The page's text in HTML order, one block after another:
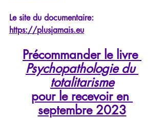
Le site du documentaire:
https://plusjamais.eu
Précommander le livre
Psychopathologie du
totalitarisme
pour le recevoir en
septembre 2023